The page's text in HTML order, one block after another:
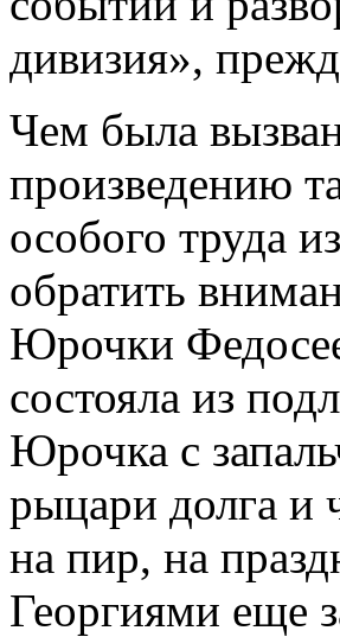
дивизия»,
Чем была
произведению
особого труда
обратить
Юрочки
состояла из
Юрочка с
рыцари долга и
на пир, на
Георгиями еще